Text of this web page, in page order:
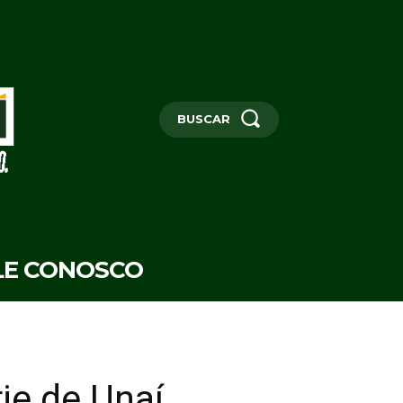
BUSCAR
CONOSCO